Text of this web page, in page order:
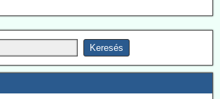
News: Tórium-reaktor a 3D
startup 2026. július elején bemutatta a 3D-
teljes méretű tórium-reaktormodult. A vállalat
piacokra pozícionálja, ahol a mesterséges
az ipar, a védelmi ágazat és a